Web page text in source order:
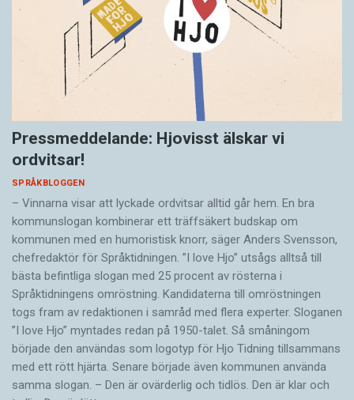
Pressmeddelande: Hjovisst älskar vi
ordvitsar!
SPRÅKBLOGGEN
– Vinnarna visar att lyckade ordvitsar alltid går hem. En bra
kommunslogan kombinerar ett träffsäkert budskap om
kommunen med en humoristisk knorr, säger Anders Svensson,
chefredaktör för Språktidningen. ”I love Hjo” utsågs alltså till
bästa befintliga slogan med 25 procent av rösterna i
Språktidningens omröstning. Kandidaterna till omröstningen
togs fram av redaktionen i samråd med flera experter. Sloganen
”I love Hjo” myntades redan på 1950-talet. Så småningom
började den användas som logotyp för Hjo Tidning tillsammans
med ett rött hjärta. Senare började även kommunen använda
samma slogan. – Den är ovärderlig och tidlös. Den är klar och